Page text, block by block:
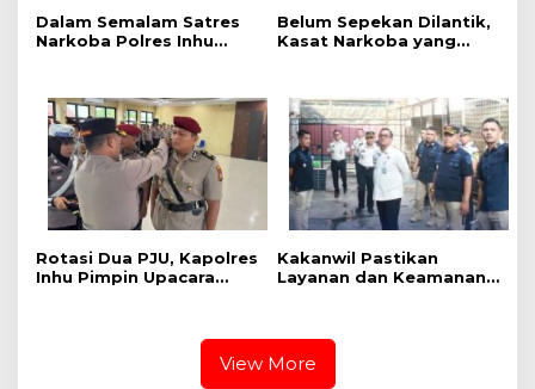
Dalam Semalam Satres
Narkoba Polres Inhu
Oknum PNS Hingga
Oknum Satpam
Belum Sepekan Dilantik,
Kasat Narkoba yang
Inhu Dkk Diciduk
Rotasi Dua PJU, Kapolres
Inhu Pimpin Upacara
Kakanwil Pastikan
Layanan dan Keamanan
View More